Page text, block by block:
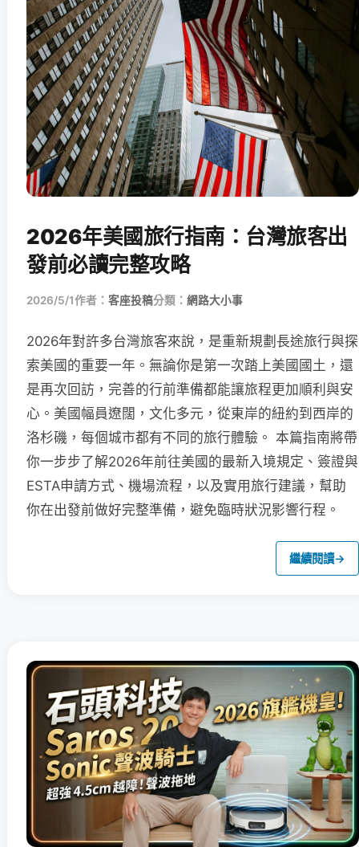
2026年美國旅行指南：台灣旅客出
發前必讀完整攻略
2026/5/1作者： 客座投稿分類： 網路大小事
2026年對許多台灣旅客來說，是重新規劃長途旅行與探
索美國的重要一年。無論你是第一次踏上美國國土，還
是再次回訪，完善的行前準備都能讓旅程更加順利與安
心。美國幅員遼闊，文化多元，從東岸的紐約到西岸的
洛杉磯，每個城市都有不同的旅行體驗。 本篇指南將帶
你一步步了解2026年前往美國的最新入境規定、簽證與
ESTA申請方式、機場流程，以及實用旅行建議，幫助
你在出發前做好完整準備，避免臨時狀況影響行程。
繼續閱讀→